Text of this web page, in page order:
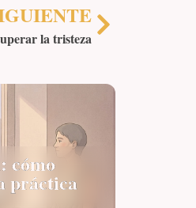
la tristeza
cómo
práctica